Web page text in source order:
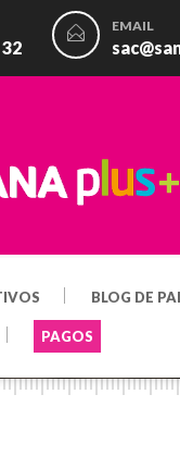
EMAIL
BLOG DE
PAGOS